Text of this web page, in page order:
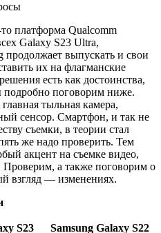
платформа Qualcomm
Galaxy S23 Ultra,
продолжает выпускать и свои
их на флагманские
есть как достоинства,
подробно поговорим ниже.
тыльная камера,
сенсор. Смартфон, и так не
съемки, в теории стал
же надо проверить. Тем
акцент на съемке видео,
Проверим, а также поговорим о
взгляд — изменениях.
S23
Samsung Galaxy S22